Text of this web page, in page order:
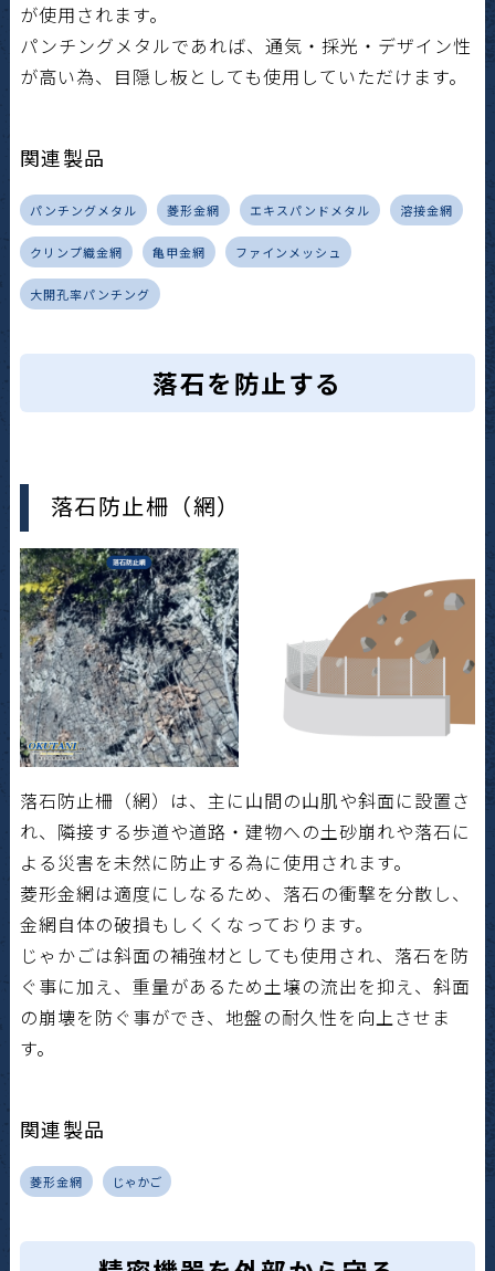
が使用されます。
パンチングメタルであれば、通気・採光・デザイン性
が高い為、目隠し板としても使用していただけます。
関連製品
パンチングメタル 菱形金網 エキスパンドメタル 溶接金網
クリンプ織金網 亀甲金網 ファインメッシュ
大開孔率パンチング
落石を防止する
落石防止柵（網）
落石防止柵（網）は、主に山間の山肌や斜面に設置さ
れ、隣接する歩道や道路・建物への土砂崩れや落石に
よる災害を未然に防止する為に使用されます。
菱形金網は適度にしなるため、落石の衝撃を分散し、
金網自体の破損もしくくなっております。
じゃかごは斜面の補強材としても使用され、落石を防
ぐ事に加え、重量があるため土壌の流出を抑え、斜面
の崩壊を防ぐ事ができ、地盤の耐久性を向上させま
す。
関連製品
菱形金網 じゃかご